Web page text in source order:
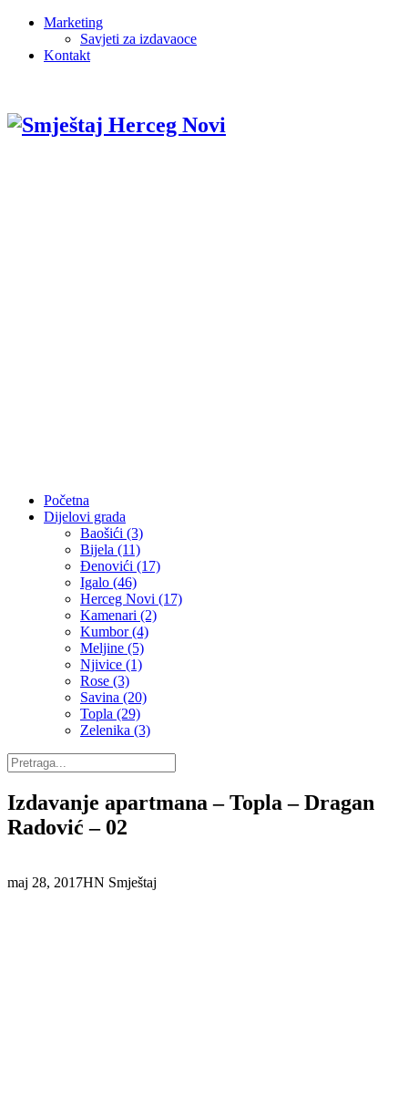
Marketing
Savjeti za izdavaoce
Kontakt
Početna
Dijelovi grada
Baošići (3)
Bijela (11)
Đenovići (17)
Igalo (46)
Herceg Novi (17)
Kamenari (2)
Kumbor (4)
Meljine (5)
Njivice (1)
Rose (3)
Savina (20)
Topla (29)
Zelenika (3)
Izdavanje apartmana – Topla – Dragan
Radović – 02
maj 28, 2017HN Smještaj